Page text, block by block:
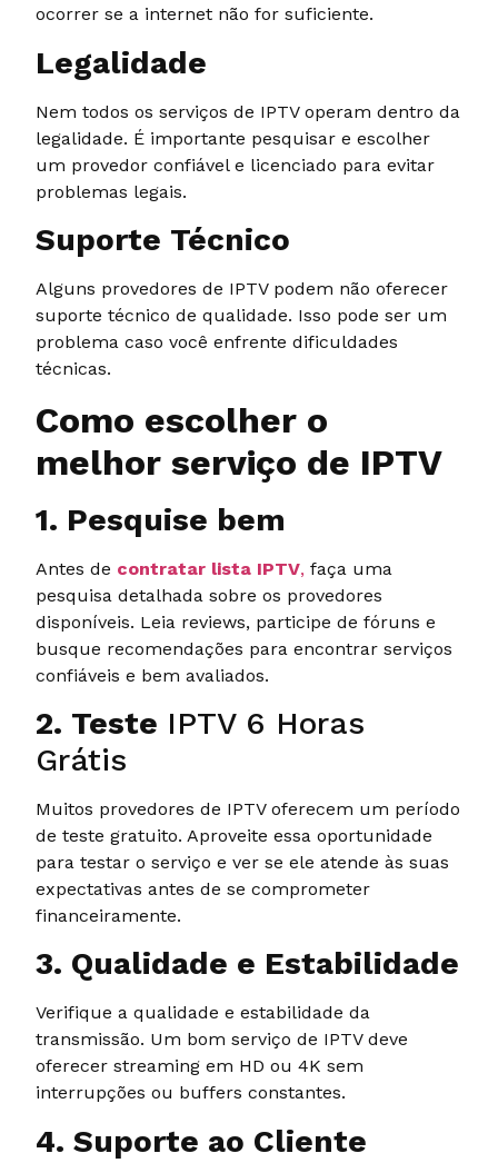
ocorrer se a internet não for suficiente.
Legalidade
Nem todos os serviços de IPTV operam dentro da
legalidade. É importante pesquisar e escolher
um provedor confiável e licenciado para evitar
problemas legais.
Suporte Técnico
Alguns provedores de IPTV podem não oferecer
suporte técnico de qualidade. Isso pode ser um
problema caso você enfrente dificuldades
técnicas.
Como escolher o
melhor serviço de IPTV
1. Pesquise bem
Antes de contratar lista IPTV, faça uma
pesquisa detalhada sobre os provedores
disponíveis. Leia reviews, participe de fóruns e
busque recomendações para encontrar serviços
confiáveis e bem avaliados.
2. Teste IPTV 6 Horas
Grátis
Muitos provedores de IPTV oferecem um período
de teste gratuito. Aproveite essa oportunidade
para testar o serviço e ver se ele atende às suas
expectativas antes de se comprometer
financeiramente.
3. Qualidade e Estabilidade
Verifique a qualidade e estabilidade da
transmissão. Um bom serviço de IPTV deve
oferecer streaming em HD ou 4K sem
interrupções ou buffers constantes.
4. Suporte ao Cliente